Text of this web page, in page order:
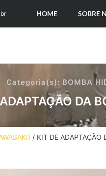
HOME SOBRE
Categoria(s): BOMBA
DA
/ KIT DE ADAPTAÇÃO